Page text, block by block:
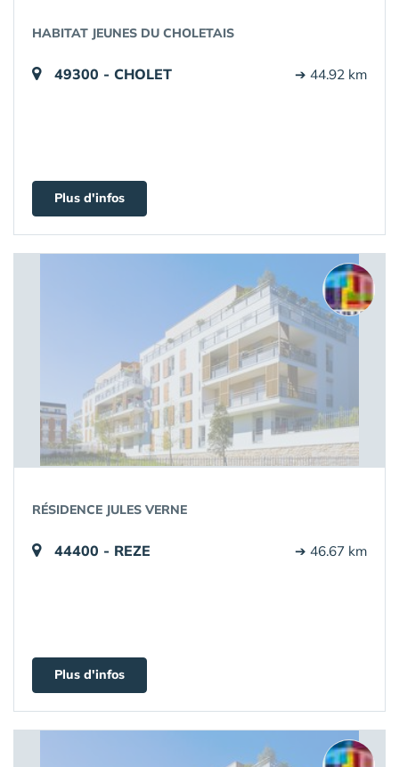
HABITAT JEUNES DU CHOLETAIS
49300 - CHOLET ➔ 44.92 km
Plus d'infos
RÉSIDENCE JULES VERNE
44400 - REZE ➔ 46.67 km
Plus d'infos